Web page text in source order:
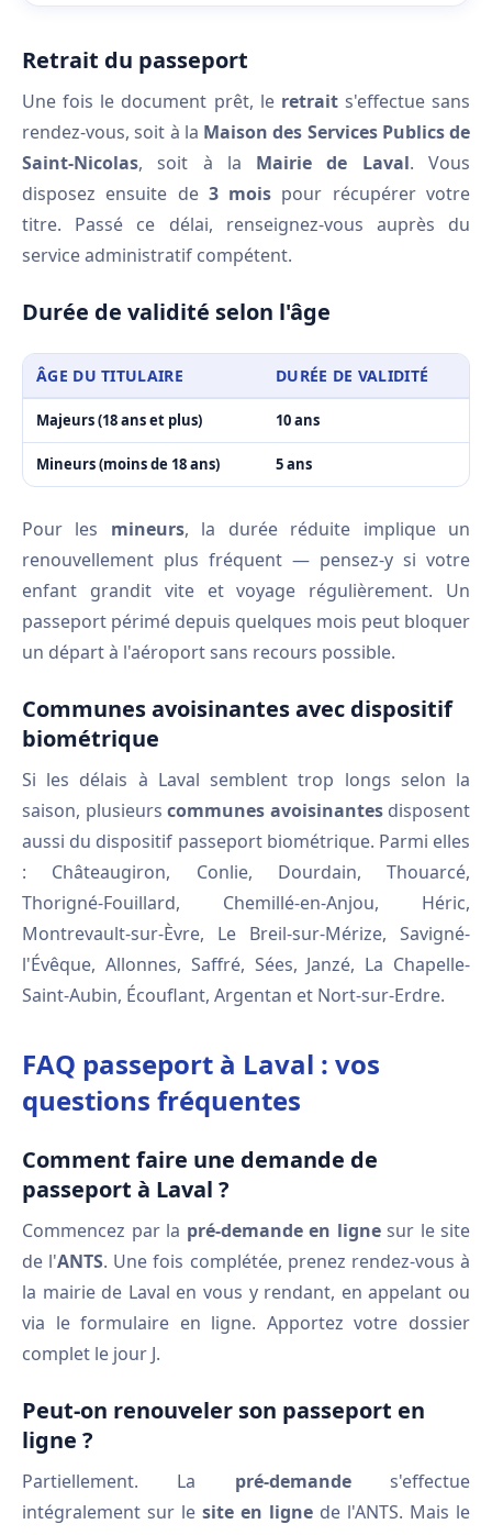
Retrait du passeport
Une fois le document prêt, le retraits'effectue sans
rendez-vous, soit à la Maison des Services Publics de
Saint-Nicolas, soit à la Mairie de Laval. Vous
disposez ensuite de 3 mois pour récupérer votre
titre. Passé ce délai, renseignez-vous auprès du
service administratif compétent.
Durée de validité selon l'âge
ÂGE DU TITULAIRE DURÉE DE VALIDITÉ
Majeurs (18 ans et plus) 10 ans
Mineurs (moins de 18 ans) 5 ans
Pour les mineurs, la durée réduite implique un
renouvellement plus fréquent — pensez-y si votre
enfant grandit vite et voyage régulièrement. Un
passeport périmé depuis quelques mois peut bloquer
un départ à l'aéroport sans recours possible.
Communes avoisinantes avec dispositif
biométrique
Si les délais à Laval semblent trop longs selon la
saison, plusieurs communes avoisinantesdisposent
aussi du dispositif passeport biométrique. Parmi elles
: Châteaugiron, Conlie, Dourdain, Thouarcé,
Thorigné-Fouillard, Chemillé-en-Anjou, Héric,
Montrevault-sur-Èvre, Le Breil-sur-Mérize, Savigné-
l'Évêque, Allonnes, Saffré, Sées, Janzé, La Chapelle-
Saint-Aubin, Écouflant, Argentan et Nort-sur-Erdre.
FAQ passeport à Laval : vos
questions fréquentes
Comment faire une demande de
passeport à Laval ?
Commencez par la pré-demande en lignesur le site
de l'ANTS. Une fois complétée, prenez rendez-vous à
la mairie de Laval en vous y rendant, en appelant ou
via le formulaire en ligne. Apportez votre dossier
complet le jour J.
Peut-on renouveler son passeport en
ligne ?
Partiellement. La pré-demandes'effectue
intégralement sur le site en ligne de l'ANTS. Mais le